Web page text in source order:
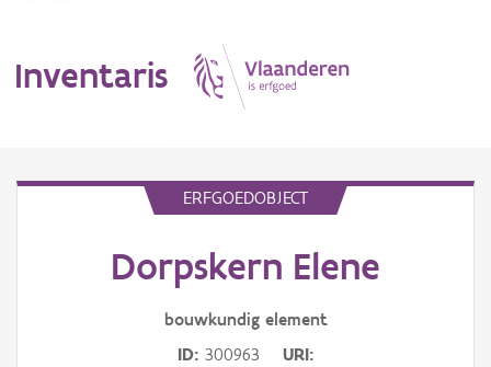
Inventaris
ERFGOEDOBJECT
Dorpskern Elene
bouwkundig element
ID 300963
URI